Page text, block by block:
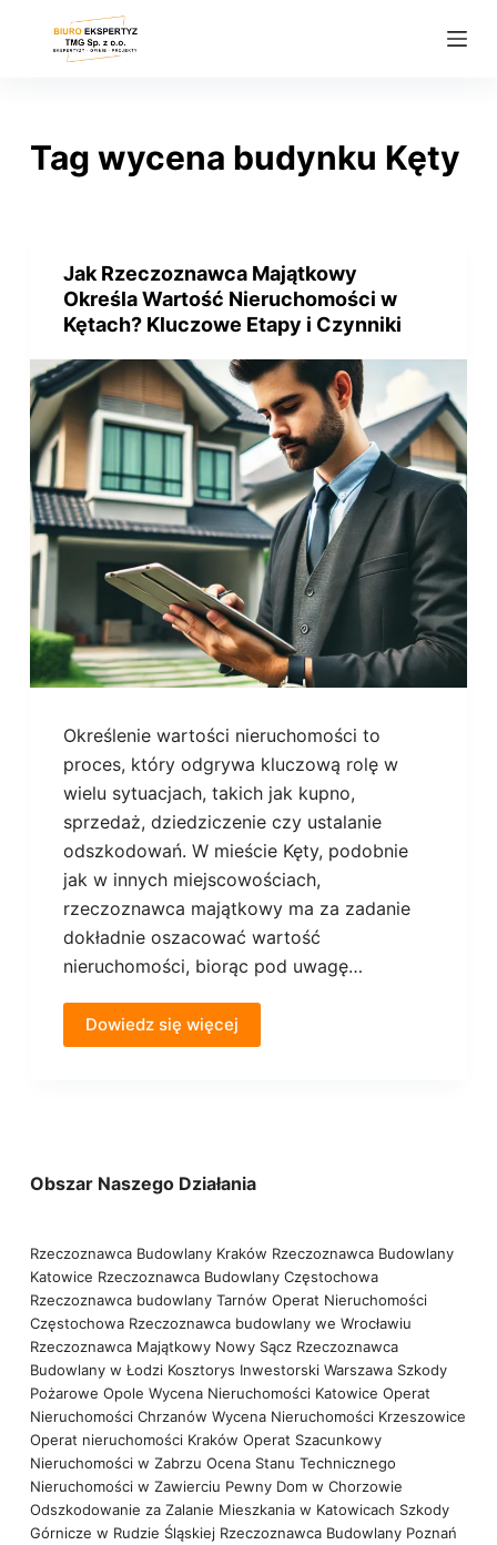
c
Tag wycena budynku Kęty
Jak Rzeczoznawca Majątkowy
Określa Wartość Nieruchomości w
Kętach? Kluczowe Etapy i Czynniki
Określenie wartości nieruchomości to
proces, który odgrywa kluczową rolę w
wielu sytuacjach, takich jak kupno,
sprzedaż, dziedziczenie czy ustalanie
odszkodowań. W mieście Kęty, podobnie
jak w innych miejscowościach,
rzeczoznawca majątkowy ma za zadanie
dokładnie oszacować wartość
nieruchomości, biorąc pod uwagę…
Dowiedz się więcej
Obszar Naszego Działania
Rzeczoznawca Budowlany Kraków Rzeczoznawca Budowlany
Katowice Rzeczoznawca Budowlany Częstochowa
Rzeczoznawca budowlany Tarnów Operat Nieruchomości
Częstochowa Rzeczoznawca budowlany we Wrocławiu
Rzeczoznawca Majątkowy Nowy Sącz Rzeczoznawca
Budowlany w Łodzi Kosztorys Inwestorski Warszawa Szkody
Pożarowe Opole Wycena Nieruchomości Katowice Operat
Nieruchomości Chrzanów Wycena Nieruchomości Krzeszowice
Operat nieruchomości Kraków Operat Szacunkowy
Nieruchomości w Zabrzu Ocena Stanu Technicznego
Nieruchomości w Zawierciu Pewny Dom w Chorzowie
Odszkodowanie za Zalanie Mieszkania w Katowicach Szkody
Górnicze w Rudzie Śląskiej Rzeczoznawca Budowlany Poznań